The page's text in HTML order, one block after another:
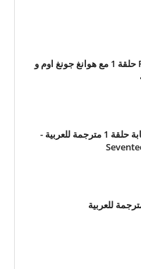
برنامج Running Man حلقة 1 مع هوانغ جونغ اوم و
برنامج سفنتين في الغابة حلقة 1 مترجمة للعربية -